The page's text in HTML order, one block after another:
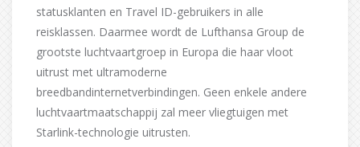
statusklanten en Travel ID-gebruikers in alle
reisklassen. Daarmee wordt de Lufthansa Group de
grootste luchtvaartgroep in Europa die haar vloot
uitrust met ultramoderne
breedbandinternetverbindingen. Geen enkele andere
luchtvaartmaatschappij zal meer vliegtuigen met
Starlink-technologie uitrusten.